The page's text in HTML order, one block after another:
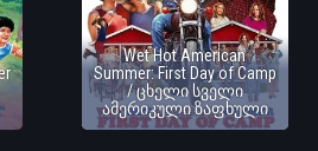
Wet Hot American
Summer: First Day of Camp
/ ცხელი სველი
ამერიკული ზაფხული